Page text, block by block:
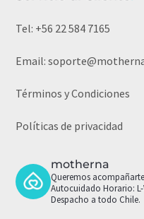
Tel: +56 22 584 7165
Email:
Términos y Condiciones
Políticas de privacidad
motherna
Queremos
Autocuidado Horario: L-
Despacho a todo Chile.